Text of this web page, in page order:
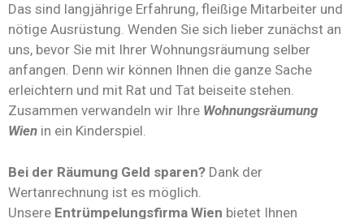
Das sind langjährige Erfahrung, fleißige Mitarbeiter und
nötige Ausrüstung. Wenden Sie sich lieber zunächst an
uns, bevor Sie mit Ihrer Wohnungsräumung selber
anfangen. Denn wir können Ihnen die ganze Sache
erleichtern und mit Rat und Tat beiseite stehen.
Zusammen verwandeln wir Ihre Wohnungsräumung
Wien in ein Kinderspiel.
Bei der Räumung Geld sparen? Dank der
Wertanrechnung ist es möglich.
Unsere Entrümpelungsfirma Wien bietet Ihnen